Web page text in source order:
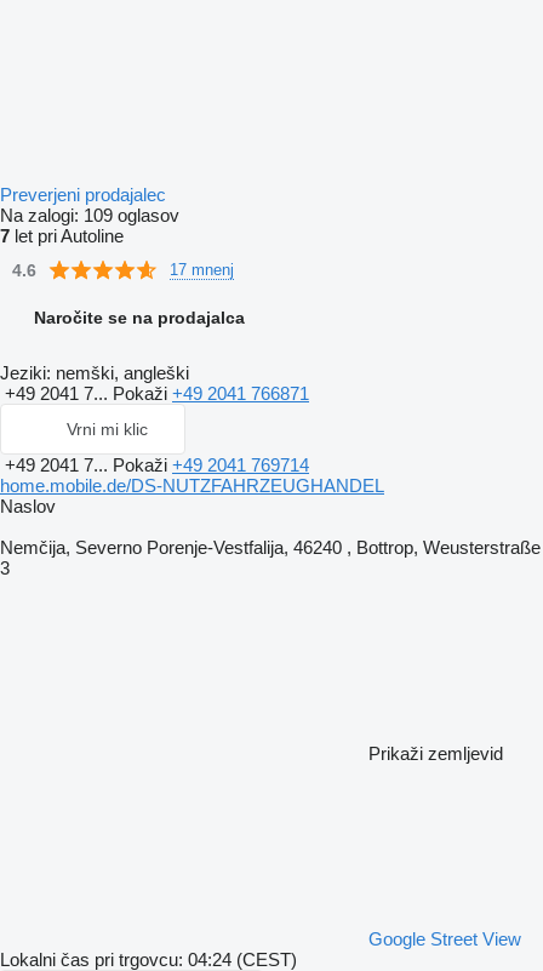
Preverjeni prodajalec
Na zalogi: 109 oglasov
7 let pri Autoline
4.6 17 mnenj
Naročite se na prodajalca
Jeziki: nemški, angleški
+49 2041 7... Pokaži +49 2041 766871
Vrni mi klic
+49 2041 7... Pokaži +49 2041 769714
home.mobile.de/DS-NUTZFAHRZEUGHANDEL
Naslov
Nemčija, Severno Porenje-Vestfalija, 46240 , Bottrop, Weusterstraße
3
Prikaži zemljevid
Google Street View
Lokalni čas pri trgovcu: 04:24 (CEST)